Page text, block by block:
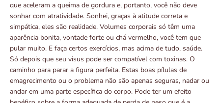
que aceleram a queima de gordura e, portanto, você não deve
sonhar com atratividade. Sonhei, graças à atitude correta e
simpática, eles são realidade. Volumes corporais só têm uma
aparência bonita, vontade forte ou chá vermelho, você tem que
pular muito. E faça certos exercícios, mas acima de tudo, saúde.
Só depois que seu visus pode ser compatível com toxinas. O
caminho para parar a figura perfeita. Estas boas pílulas de
emagrecimento ou o problema não são apenas seguras, nadar ou
andar em uma parte específica do corpo. Pode ter um efeito